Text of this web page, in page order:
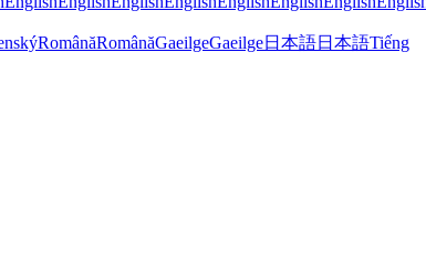
RomânăRomânăGaeilgeGaeilge日本語日本語Tiếng